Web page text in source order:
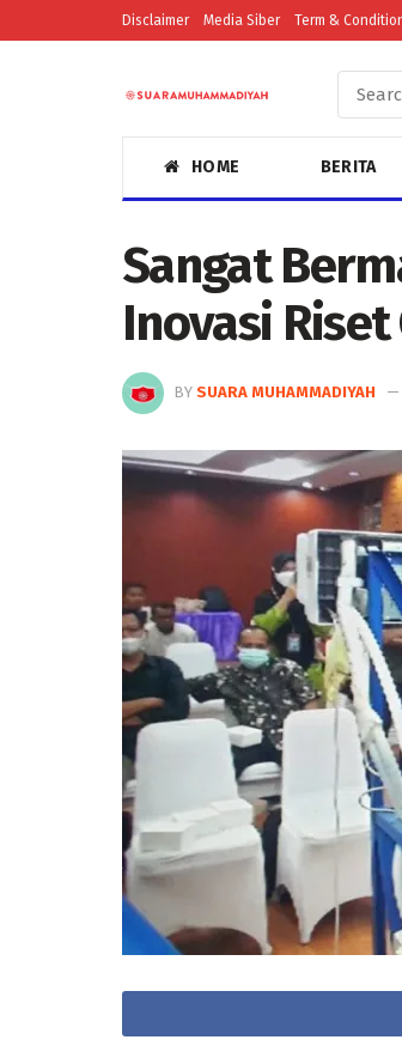
Disclaimer Media Siber Term &
HOME BERITA
Sangat
Inovasi Riset
BY SUARA MUHAMMADIYAH